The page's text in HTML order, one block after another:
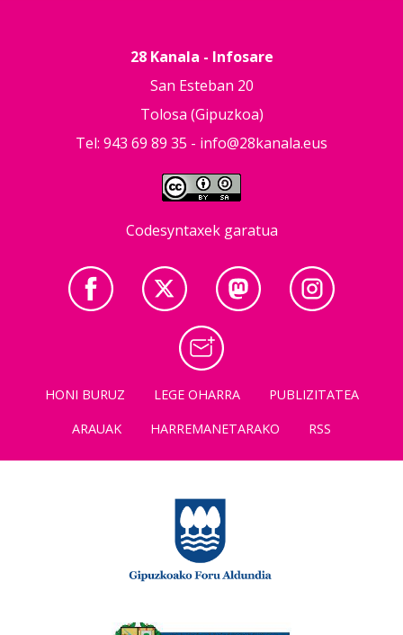
28 Kanala - Infosare
San Esteban 20
Tolosa (Gipuzkoa)
Tel: 943 69 89 35 - info@28kanala.eus
Codesyntaxek garatua
HONI BURUZ LEGE OHARRA
PUBLIZITATEA
ARAUAK
HARREMANETARAKO RSS